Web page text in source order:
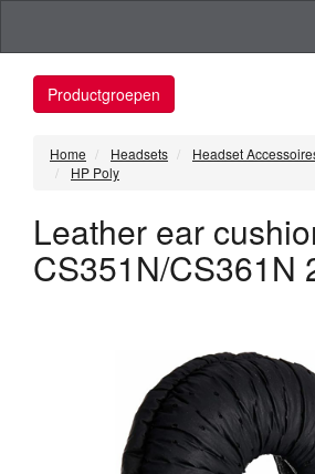
Productgroepen
Home Headsets
Headset
HP Poly
Leather ear
CS351N/CS361N